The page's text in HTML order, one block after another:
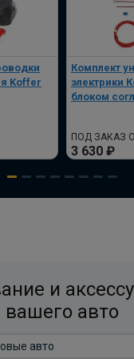
комплект
для лёгкие
ЗАКАЗ ОТ 14 ДНЕЙ
запросу
В корзину
Koffer
Комплект
электрики
блоком
ПОД ЗАКАЗ
3 630 ₽
и
вашего авто